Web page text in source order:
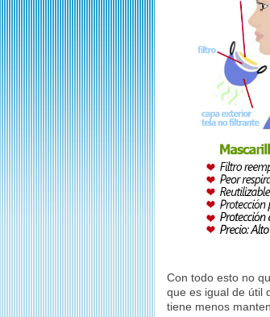
Con todo esto no
que es igual de útil
tiene menos